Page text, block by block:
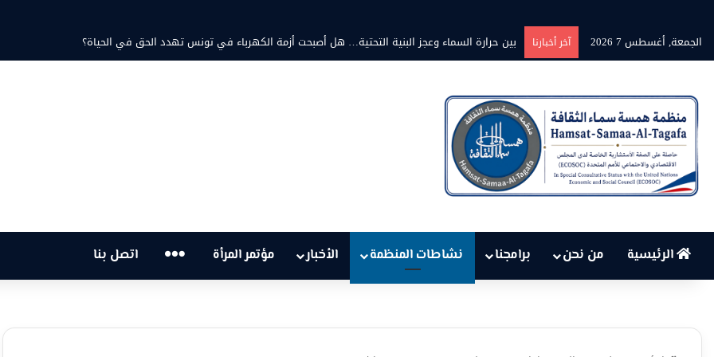
الجمعة, أغسطس 7 2026
آخر أخبارنا بين حرارة السماء وعجز البنية التحتية… هل أصبحت أزمة الكهرباء في تونس تهدد الحق في الحياة؟
الرئيسية من نحن برامجنا نشاطات المنظمة الأخبار مؤتمر المرأة … اتصل بنا